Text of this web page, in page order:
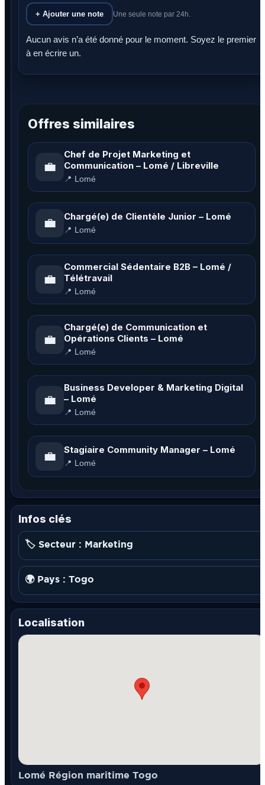
+ Ajouter une note Une seule note par 24h.
Aucun avis n’a été donné pour le moment. Soyez le premier
à en écrire un.
Offres similaires
💼
Chef de Projet Marketing et
Communication – Lomé / Libreville
📍 Lomé
💼 Chargé(e) de Clientèle Junior – Lomé
📍 Lomé
💼
Commercial Sédentaire B2B – Lomé /
Télétravail
📍 Lomé
💼
Chargé(e) de Communication et
Opérations Clients – Lomé
📍 Lomé
💼
Business Developer & Marketing Digital
– Lomé
📍 Lomé
💼 Stagiaire Community Manager – Lomé
📍 Lomé
Infos clés
🏷️ Secteur : Marketing
🌍 Pays : Togo
Localisation
Lomé Région maritime Togo